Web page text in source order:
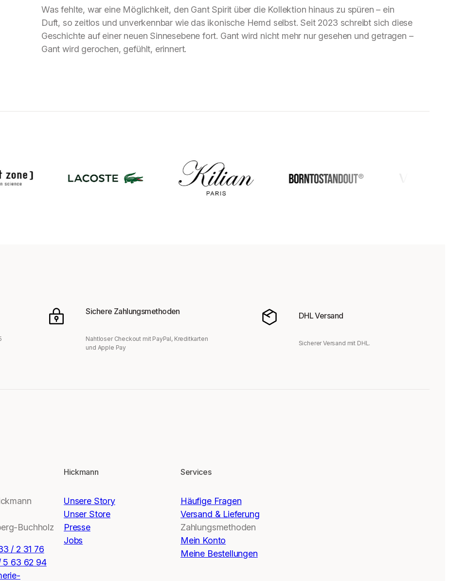
Was fehlte, war eine Möglichkeit, den Gant Spirit über die Kollektion hinaus zu spüren – ein
Duft, so zeitlos und unverkennbar wie das ikonische Hemd selbst. Seit 2023 schreibt sich diese
Geschichte auf einer neuen Sinnesebene fort. Gant wird nicht mehr nur gesehen und getragen –
Gant wird gerochen, gefühlt, erinnert.
Sichere Zahlungsmethoden
Nahtloser Checkout mit PayPal, Kreditkarten
und Apple Pay
DHL Versand
Sicherer Versand mit DHL.
Buchholz
/ 2 31 76
5 63 62 94
Hickmann
Unsere Story
Unser Store
Presse
Jobs
Services
Häufige Fragen
Versand & Lieferung
Zahlungsmethoden
Mein Konto
Meine Bestellungen